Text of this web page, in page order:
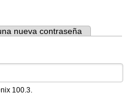
nueva contraseña
100.3.